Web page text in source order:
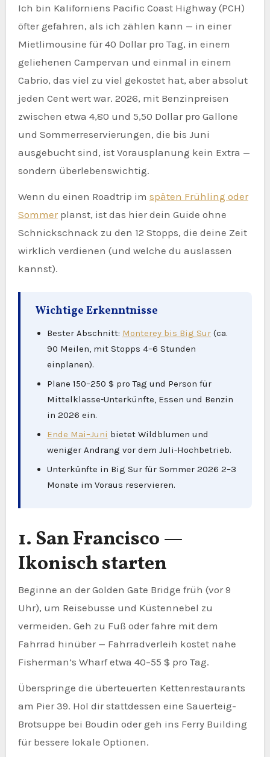
Ich bin Kaliforniens Pacific Coast Highway (PCH)
öfter gefahren, als ich zählen kann — in einer
Mietlimousine für 40 Dollar pro Tag, in einem
geliehenen Campervan und einmal in einem
Cabrio, das viel zu viel gekostet hat, aber absolut
jeden Cent wert war. 2026, mit Benzinpreisen
zwischen etwa 4,80 und 5,50 Dollar pro Gallone
und Sommerreservierungen, die bis Juni
ausgebucht sind, ist Vorausplanung kein Extra —
sondern überlebenswichtig.
Wenn du einen Roadtrip im späten Frühling oder
Sommerplanst, ist das hier dein Guide ohne
Schnickschnack zu den 12 Stopps, die deine Zeit
wirklich verdienen (und welche du auslassen
kannst).
Wichtige Erkenntnisse
Bester Abschnitt: Monterey bis Big Sur(ca.
90 Meilen, mit Stopps 4–6 Stunden
einplanen).
Plane 150–250 $ pro Tag und Person für
Mittelklasse-Unterkünfte, Essen und Benzin
in 2026 ein.
Ende Mai–Juni bietet Wildblumen und
weniger Andrang vor dem Juli-Hochbetrieb.
Unterkünfte in Big Sur für Sommer 2026 2–3
Monate im Voraus reservieren.
1. San Francisco —
Ikonisch starten
Beginne an der Golden Gate Bridge früh (vor 9
Uhr), um Reisebusse und Küstennebel zu
vermeiden. Geh zu Fuß oder fahre mit dem
Fahrrad hinüber — Fahrradverleih kostet nahe
Fisherman’s Wharf etwa 40–55 $ pro Tag.
Überspringe die überteuerten Kettenrestaurants
am Pier 39. Hol dir stattdessen eine Sauerteig-
Brotsuppe bei Boudin oder geh ins Ferry Building
für bessere lokale Optionen.